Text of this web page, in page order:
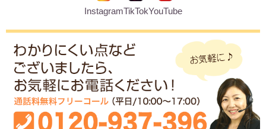
InstagramTikTokYouTube